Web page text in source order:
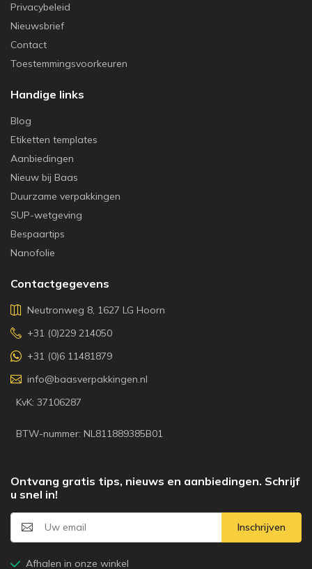
Privacybeleid
Nieuwsbrief
Contact
Toestemmingsvoorkeuren
Handige links
Blog
Etiketten templates
Aanbiedingen
Nieuw bij Baas
Duurzame verpakkingen
SUP-wetgeving
Bespaartips
Nanofolie
Contactgegevens
Neutronweg 8, 1627 LG Hoorn
+31 (0)229 214050
+31 (0)6 11481879
info@baasverpakkingen.nl
KvK: 37106287
BTW-nummer: NL811889385B01
Ontvang gratis tips, nieuws en aanbiedingen. Schrijf
u snel in!
Inschrijven
Afhalen in onze winkel